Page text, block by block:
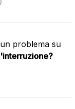
problema su